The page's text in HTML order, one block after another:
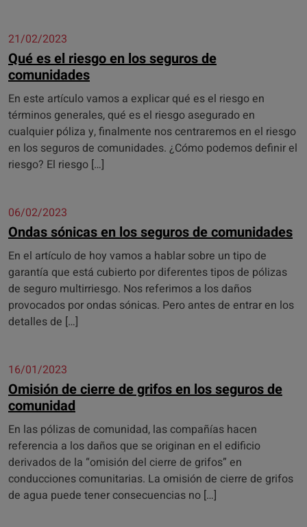
21/02/2023
Qué es el riesgo en los seguros de
comunidades
En este artículo vamos a explicar qué es el riesgo en
términos generales, qué es el riesgo asegurado en
cualquier póliza y, finalmente nos centraremos en el riesgo
en los seguros de comunidades. ¿Cómo podemos definir el
riesgo? El riesgo […]
06/02/2023
Ondas sónicas en los seguros de comunidades
En el artículo de hoy vamos a hablar sobre un tipo de
garantía que está cubierto por diferentes tipos de pólizas
de seguro multirriesgo. Nos referimos a los daños
provocados por ondas sónicas. Pero antes de entrar en los
detalles de […]
16/01/2023
Omisión de cierre de grifos en los seguros de
comunidad
En las pólizas de comunidad, las compañías hacen
referencia a los daños que se originan en el edificio
derivados de la “omisión del cierre de grifos” en
conducciones comunitarias. La omisión de cierre de grifos
de agua puede tener consecuencias no […]